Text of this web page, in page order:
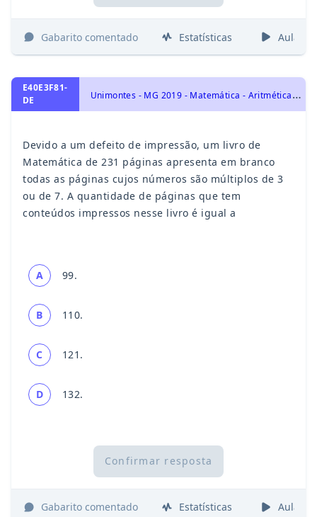
Gabarito comentado Estatísticas Aulas
E40E3F81-
DE
U
nimontes - MG 2019 - Matemática - Aritmética e Problemas, MMC e MDC
Devido a um defeito de impressão, um livro de
Matemática de 231 páginas apresenta em branco
todas as páginas cujos números são múltiplos de 3
ou de 7. A quantidade de páginas que tem
conteúdos impressos nesse livro é igual a
A 99.
B 110.
C 121.
D 132.
Confirmar resposta
Gabarito comentado Estatísticas Aulas